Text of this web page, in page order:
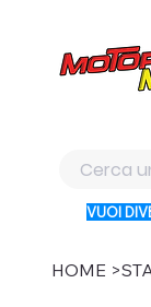
VUOI
HOME >